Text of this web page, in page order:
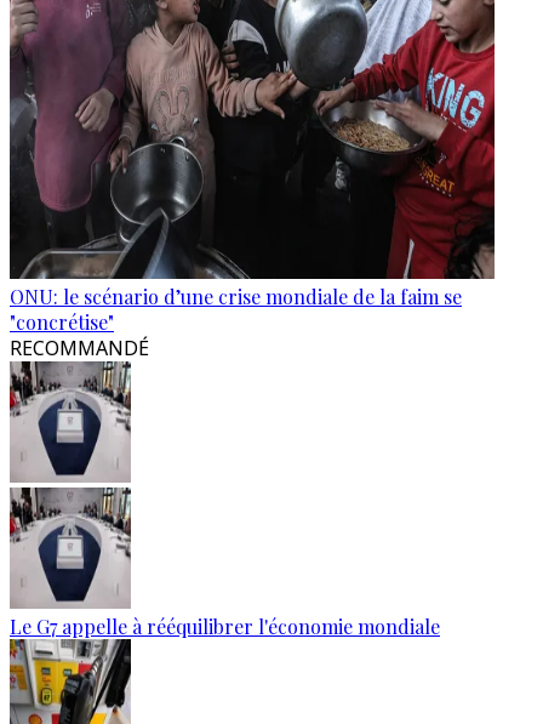
ONU: le scénario d’une crise mondiale de la faim se
"concrétise"
RECOMMANDÉ
Le G7 appelle à rééquilibrer l'économie mondiale